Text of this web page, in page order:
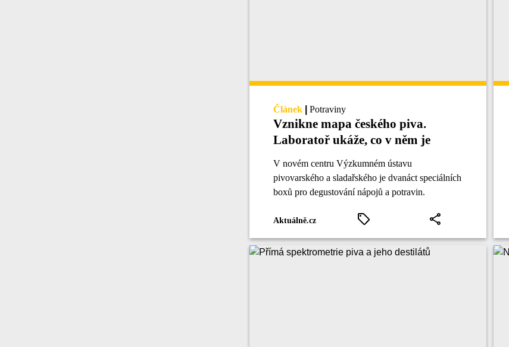
Článek Potraviny
Vznikne mapa českého piva.
Laboratoř ukáže, co v něm je
V novém centru Výzkumném ústavu
pivovarského a sladařského je dvanáct speciálních
boxů pro degustování nápojů a potravin.
Aktuálně.cz